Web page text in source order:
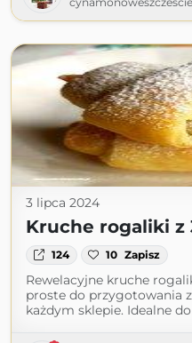
3 lipca 2024
Kruche rogaliki z
124 10 Zapisz
Rewelacyjne kruche
proste do przygotowania
każdym sklepie. Idealne